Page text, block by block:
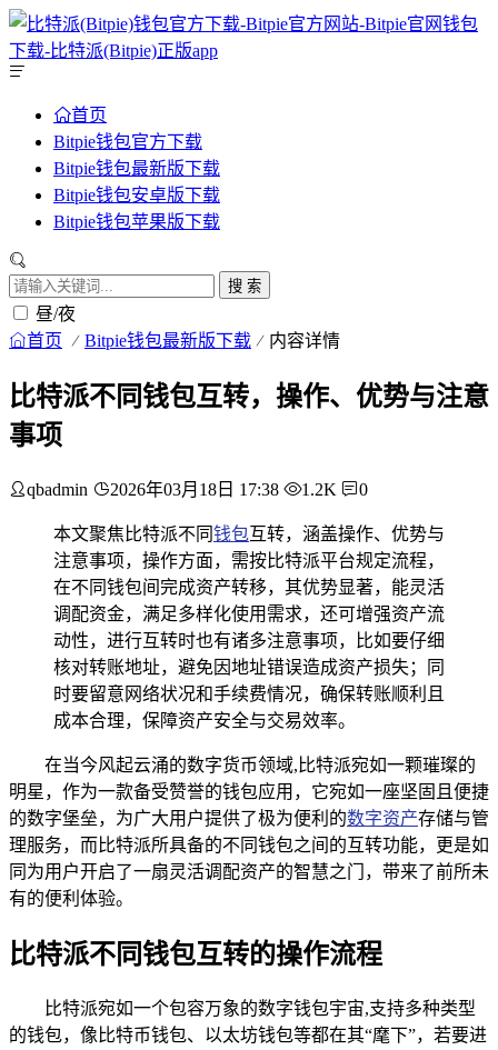
首页
Bitpie钱包官方下载
Bitpie钱包最新版下载
Bitpie钱包安卓版下载
Bitpie钱包苹果版下载
搜 索
昼/夜
首页 Bitpie钱包最新版下载 内容详情
比特派不同钱包互转，操作、优势与注意
事项
qbadmin 2026年03月18日 17:38 1.2K 0
本文聚焦比特派不同钱包互转，涵盖操作、优势与
注意事项，操作方面，需按比特派平台规定流程，
在不同钱包间完成资产转移，其优势显著，能灵活
调配资金，满足多样化使用需求，还可增强资产流
动性，进行互转时也有诸多注意事项，比如要仔细
核对转账地址，避免因地址错误造成资产损失；同
时要留意网络状况和手续费情况，确保转账顺利且
成本合理，保障资产安全与交易效率。
在当今风起云涌的数字货币领域,比特派宛如一颗璀璨的
明星，作为一款备受赞誉的钱包应用，它宛如一座坚固且便捷
的数字堡垒，为广大用户提供了极为便利的数字资产存储与管
理服务，而比特派所具备的不同钱包之间的互转功能，更是如
同为用户开启了一扇灵活调配资产的智慧之门，带来了前所未
有的便利体验。
比特派不同钱包互转的操作流程
比特派宛如一个包容万象的数字钱包宇宙,支持多种类型
的钱包，像比特币钱包、以太坊钱包等都在其“麾下”，若要进